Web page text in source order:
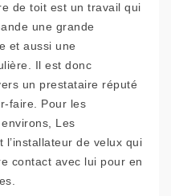
de toit est un travail qui
une grande
et aussi une
Il est donc
un prestataire réputé
faire. Pour les
Les
l’installateur de velux qui
contact avec lui pour en